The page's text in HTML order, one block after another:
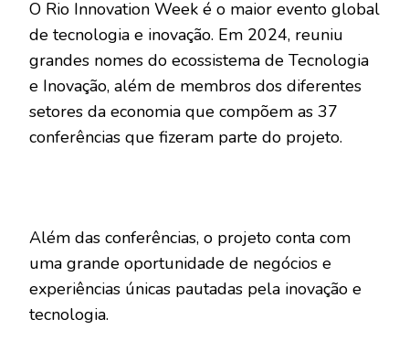
O Rio Innovation Week é o maior evento global
de tecnologia e inovação. Em 2024, reuniu
grandes nomes do ecossistema de Tecnologia
e Inovação, além de membros dos diferentes
setores da economia que compõem as 37
conferências que fizeram parte do projeto.
Além das conferências, o projeto conta com
uma grande oportunidade de negócios e
experiências únicas pautadas pela inovação e
tecnologia.